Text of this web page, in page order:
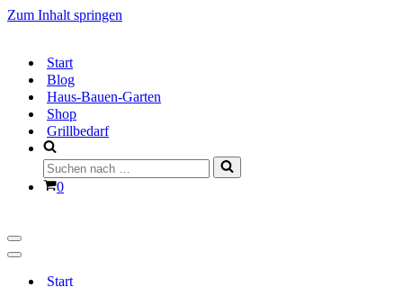
Zum Inhalt springen
Start
Blog
Haus-Bauen-Garten
Shop
Grillbedarf
Suchen
nach …
Warenkorb
0
Navigationsmenü
Navigationsmenü
Start